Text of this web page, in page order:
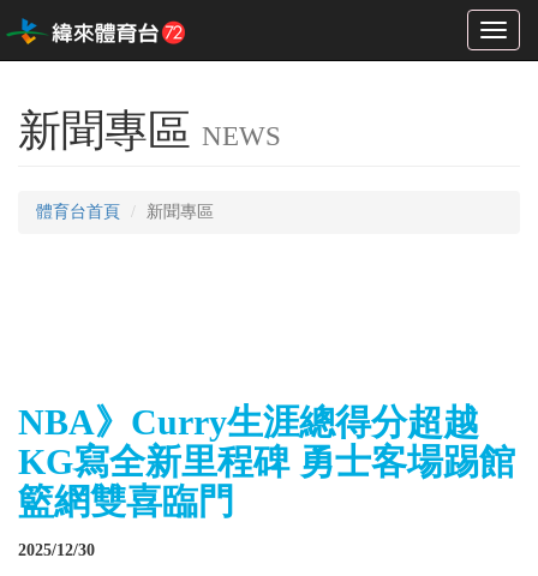
Toggle
新聞專區 NEWS
體育台首頁 新聞專區
NBA》Curry生涯總得分超越
KG寫全新里程碑 勇士客場踢館
籃網雙喜臨門
2025/12/30